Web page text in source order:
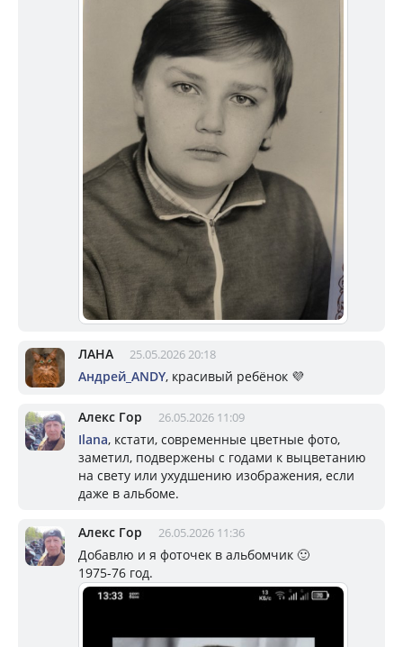
ЛАНА 25.05.2026 20:18
Андрей_ANDY, красивый ребёнок 💜
Алекс Гор 26.05.2026 11:09
Ilana, кстати, современные цветные фото,
заметил, подвержены с годами к выцветанию
на свету или ухудшению изображения, если
даже в альбоме.
Алекс Гор 26.05.2026 11:36
Добавлю и я фоточек в альбомчик 🙂
1975-76 год.